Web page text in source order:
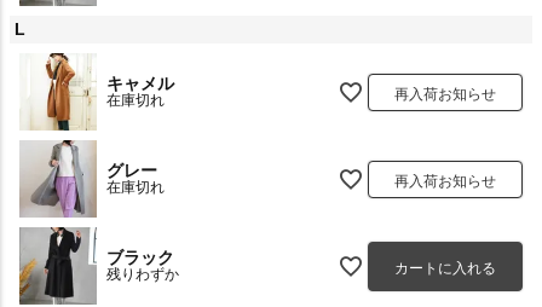
L
キャメル
在庫切れ 再入荷お知らせ
グレー
在庫切れ 再入荷お知らせ
ブラック
残りわずか カートに入れる